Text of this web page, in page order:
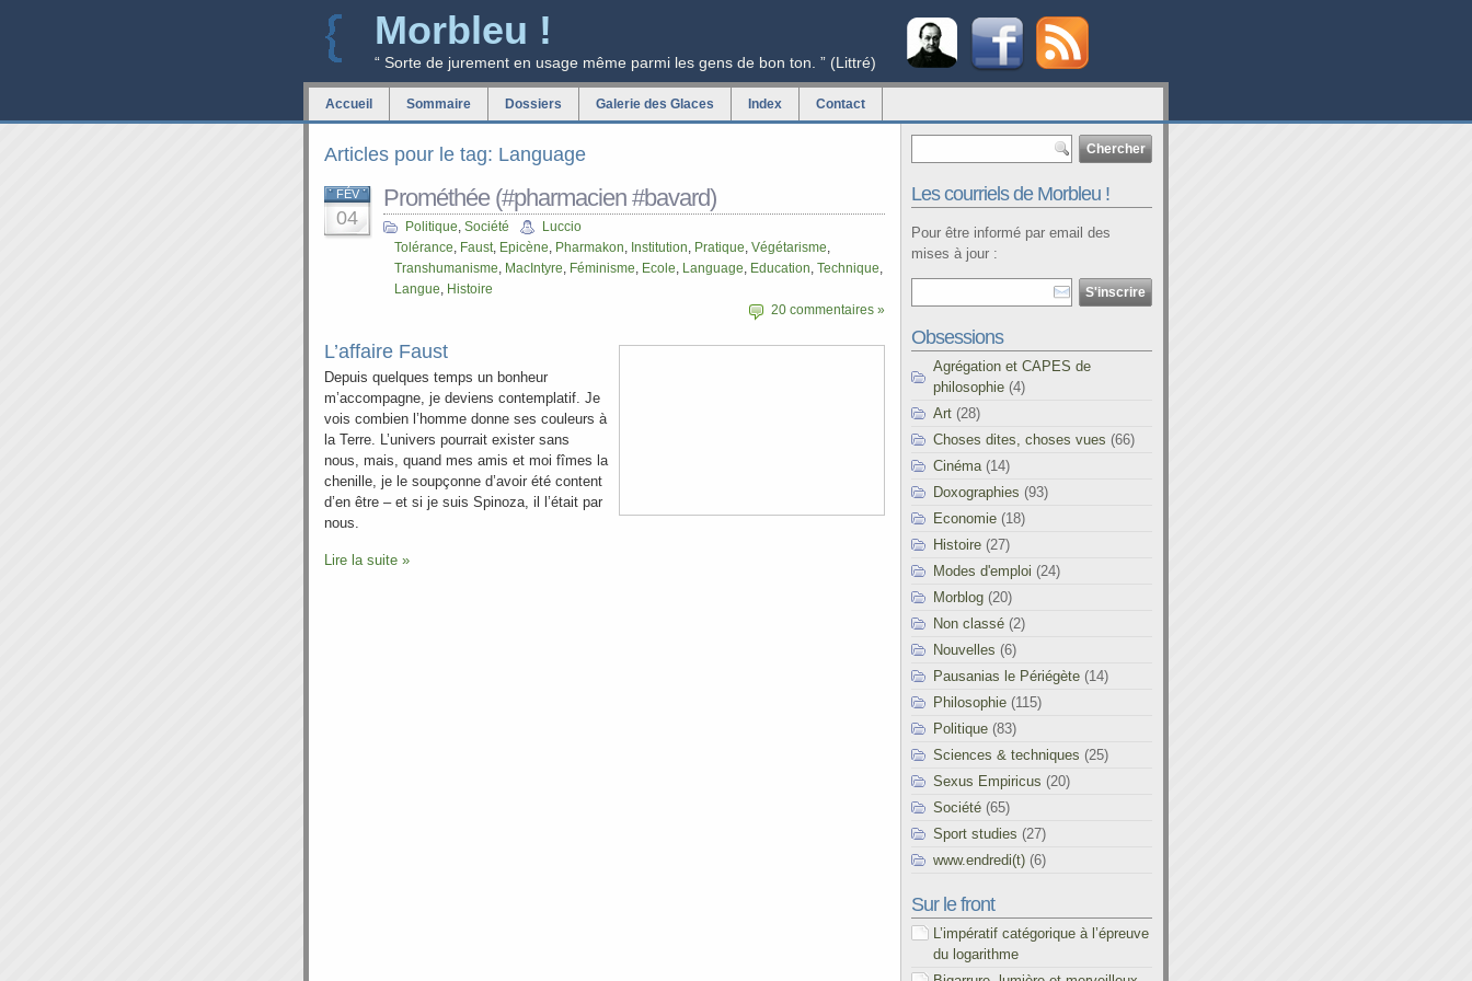
Morbleu !
“ Sorte de jurement en usage même parmi les gens de bon ton. ” (Littré)
Accueil Sommaire Dossiers Galerie des Glaces Index Contact
Articles pour le tag: Language
FÉV
04
Prométhée (#pharmacien #bavard)
Politique, Société
Luccio
Tolérance, Faust, Epicène, Pharmakon, Institution, Pratique, Végétarisme,
Transhumanisme, MacIntyre, Féminisme, Ecole, Language, Education, Technique,
Langue, Histoire
20 commentaires »
L’affaire Faust
Depuis quelques temps un bonheur
m’accompagne, je deviens contemplatif. Je
vois combien l’homme donne ses couleurs à
la Terre. L’univers pourrait exister sans
nous, mais, quand mes amis et moi fîmes la
chenille, je le soupçonne d’avoir été content
d’en être – et si je suis Spinoza, il l’était par
nous.
Lire la suite »
Les courriels de Morbleu !
Pour être informé par email des
mises à jour :
Obsessions
Agrégation et CAPES de
philosophie (4)
Art (28)
Choses dites, choses vues (66)
Cinéma (14)
Doxographies (93)
Economie (18)
Histoire (27)
Modes d'emploi (24)
Morblog (20)
Non classé (2)
Nouvelles (6)
Pausanias le Périégète (14)
Philosophie (115)
Politique (83)
Sciences & techniques (25)
Sexus Empiricus (20)
Société (65)
Sport studies (27)
www.endredi(t) (6)
Sur le front
L’impératif catégorique à l’épreuve
du logarithme